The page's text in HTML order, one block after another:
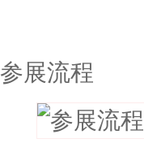
参展流程